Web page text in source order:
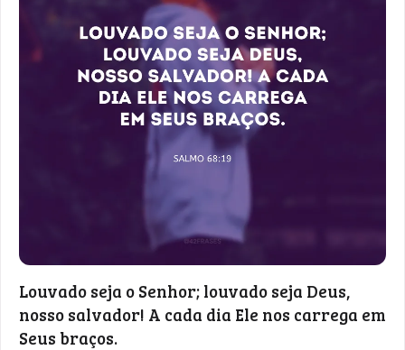
Louvado seja o Senhor; louvado seja Deus,
nosso salvador! A cada dia Ele nos carrega em
Seus braços.